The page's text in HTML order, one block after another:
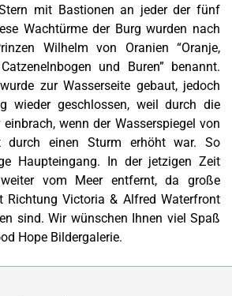
mit Bastionen an jeder der fünf
Wachtürme der Burg wurden nach
Wilhelm von Oranien “Oranje,
Catzenelnbogen und
Buren” benannt.
zur Wasserseite gebaut, jedoch
wieder geschlossen, weil durch die
wenn der Wasserspiegel von
durch einen Sturm erhöht war. So
Haupteingang. In der jetzigen Zeit
vom Meer entfernt, da große
Richtung Victoria & Alfred Waterfront
sind. Wir wünschen Ihnen viel Spaß
Hope Bildergalerie.